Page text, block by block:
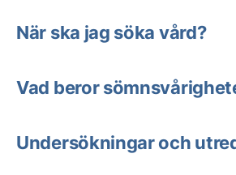
När ska jag söka vård?
Vad beror
Undersökningar och